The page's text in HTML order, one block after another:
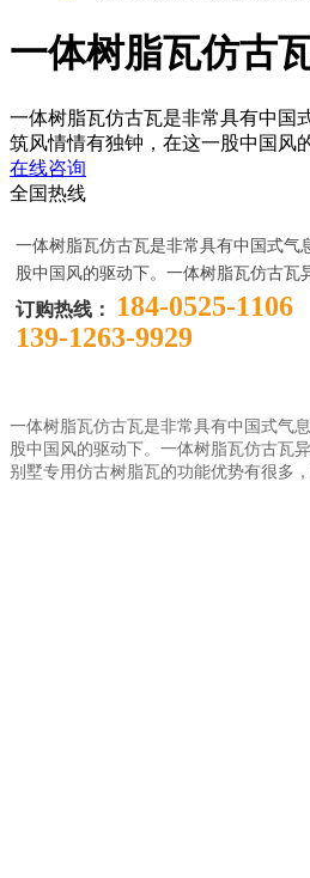
一体树脂瓦仿古
一体树脂瓦仿古瓦是非常具有中国
筑风情情有独钟，在这一股中国风
在线咨询
全国热线
一体树脂瓦仿古瓦是非常具有中国式
股中国风的驱动下。一体树脂瓦仿古瓦
订购热线：
184-0525-1106
139-1263-9929
一体树脂瓦仿古瓦是非常具有中国式气
股中国风的驱动下。一体树脂瓦仿古瓦
别墅专用仿古树脂瓦的功能优势有很多